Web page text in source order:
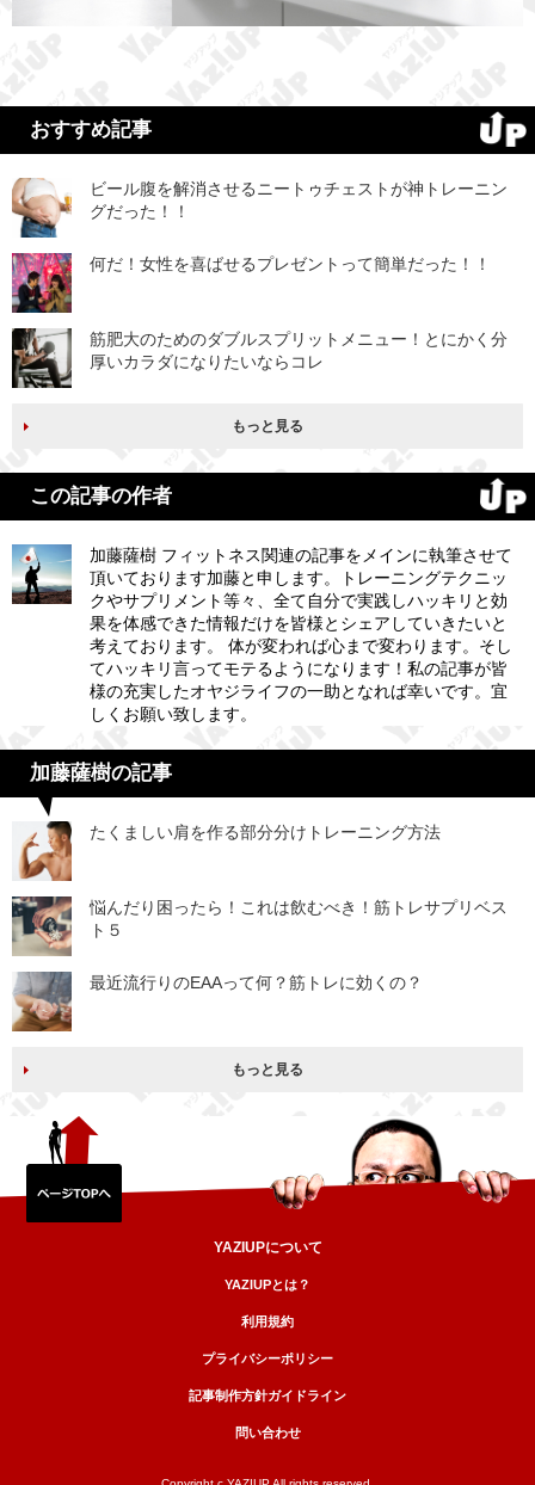
おすすめ記事
ビール腹を解消させるニートゥチェストが神トレーニン
グだった！！
何だ！女性を喜ばせるプレゼントって簡単だった！！
筋肥大のためのダブルスプリットメニュー！とにかく分
厚いカラダになりたいならコレ
もっと見る
この記事の作者
加藤薩樹 フィットネス関連の記事をメインに執筆させて
頂いております加藤と申します。トレーニングテクニッ
クやサプリメント等々、全て自分で実践しハッキリと効
果を体感できた情報だけを皆様とシェアしていきたいと
考えております。 体が変われば心まで変わります。そし
てハッキリ言ってモテるようになります！私の記事が皆
様の充実したオヤジライフの一助となれば幸いです。宜
しくお願い致します。
加藤薩樹の記事
たくましい肩を作る部分分けトレーニング方法
悩んだり困ったら！これは飲むべき！筋トレサプリベス
ト５
最近流行りのEAAって何？筋トレに効くの？
もっと見る
YAZIUPについて
YAZIUPとは？
利用規約
プライバシーポリシー
記事制作方針ガイドライン
問い合わせ